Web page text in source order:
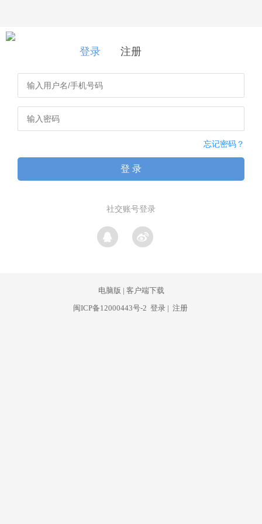
登录 注册
忘记密码？
登 录
社交账号登录
电脑版 | 客户端下载
闽ICP备12000443号-2 登录 | 注册